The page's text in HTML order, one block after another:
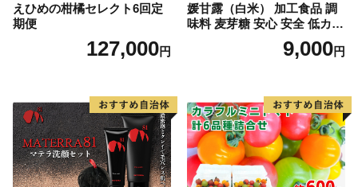
えひめの柑橘セレクト6回定
期便
127,000円
媛甘露（白米） 加工食品 調
味料 麦芽糖 安心 安全 低カロ
リー 甘味料 シロップタイプ
上品な甘み お菓子作り 料理
9,000円